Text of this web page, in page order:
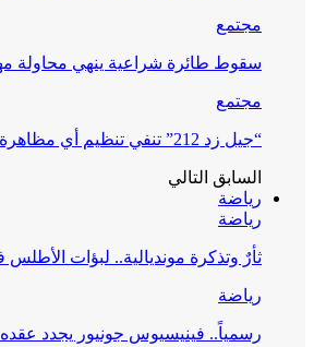
مجتمع
سقوط طائرة شراعية ينهي محاولة
مجتمع
“جيل زد 212” تنفي تنظيم أي مظاهرة وتحذر من منشورات مزيفة
السابق التالي
رياضة
رياضة
ثأرٌ وتذكرة مونديالية.. لبؤات
رياضة
رسمياً.. فينيسيوس جونيور يجدد